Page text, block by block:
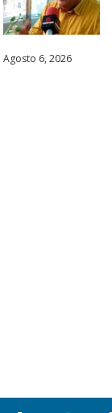
Agosto 6, 2026